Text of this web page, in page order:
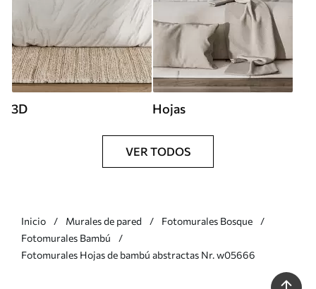
3D Hojas
VER TODOS
Inicio Murales de pared
Fotomurales Bosque
Fotomurales Bambú
Fotomurales Hojas de bambú abstractas Nr. w05666